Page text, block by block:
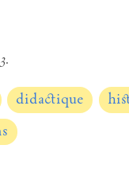
didactique